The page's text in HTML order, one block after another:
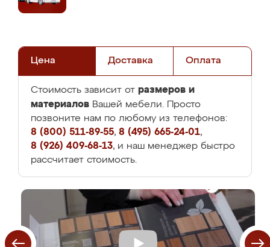
Цена Доставка Оплата
Стоимость зависит от размеров и
материалов Вашей мебели. Просто
позвоните нам по любому из телефонов:
8 (800) 511-89-55, 8 (495) 665-24-01,
8 (926) 409-68-13, и наш менеджер быстро
рассчитает стоимость.